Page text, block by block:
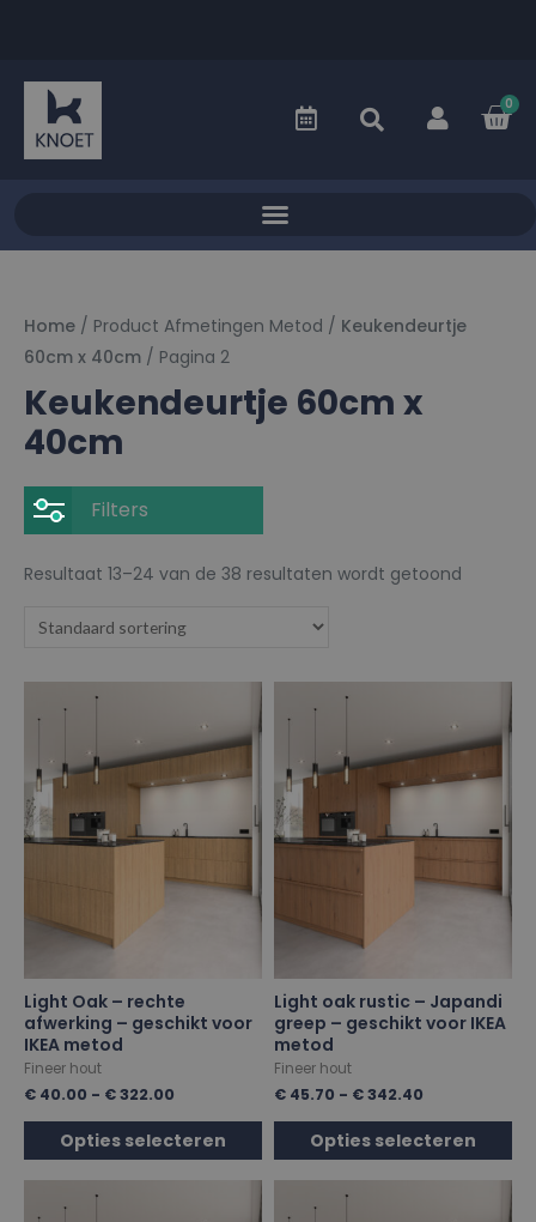
0
Home / Product Afmetingen Metod / Keukendeurtje
60cm x 40cm / Pagina 2
Keukendeurtje 60cm x
40cm
Filters
Resultaat 13–24 van de 38 resultaten wordt getoond
Light Oak – rechte
afwerking – geschikt voor
IKEA metod
Fineer hout
€ 40.00 - €322.00
Opties selecteren
Light oak rustic – Japandi
greep – geschikt voor IKEA
metod
Fineer hout
€ 45.70 - €342.40
Opties selecteren